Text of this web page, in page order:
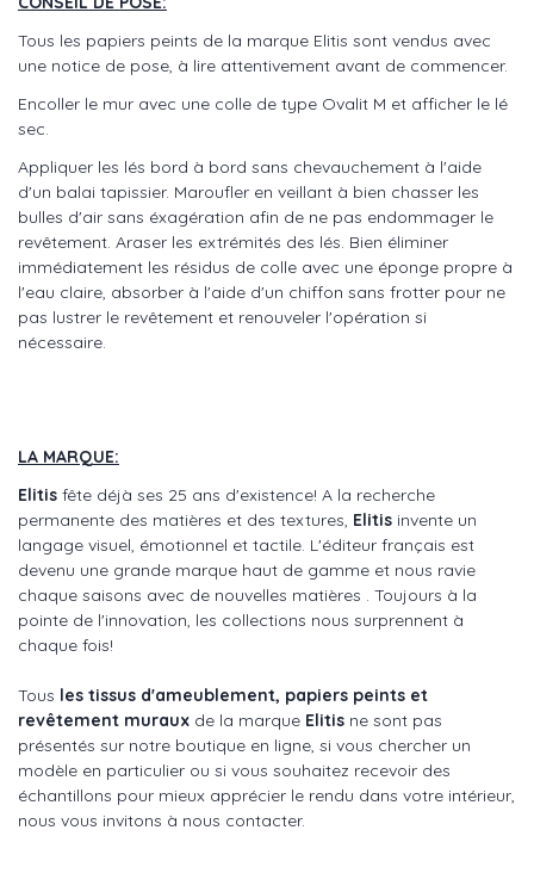
Tous les papiers peints de la marque Elitis sont vendus avec
une notice de pose, à lire attentivement avant de commencer.
Encoller le mur avec une colle de type Ovalit M et afficher le lé
sec.
Appliquer les lés bord à bord sans chevauchement à l'aide
d'un balai tapissier. Maroufler en veillant à bien chasser les
bulles d'air sans éxagération afin de ne pas endommager le
revêtement. Araser les extrémités des lés. Bien éliminer
immédiatement les résidus de colle avec une éponge propre à
l'eau claire, absorber à l'aide d'un chiffon sans frotter pour ne
pas lustrer le revêtement et renouveler l'opération si
nécessaire.
LA MARQUE:
Elitis fête déjà ses 25 ans d'existence! A la recherche
permanente des matières et des textures, Elitis invente un
langage visuel, émotionnel et tactile. L'éditeur français est
devenu une grande marque haut de gamme et nous ravie
chaque saisons avec de nouvelles matières . Toujours à la
pointe de l'innovation, les collections nous surprennent à
chaque fois!
Tous les tissus d'ameublement, papiers peints et
revêtement muraux de la marque Elitis ne sont pas
présentés sur notre boutique en ligne, si vous chercher un
modèle en particulier ou si vous souhaitez recevoir des
échantillons pour mieux apprécier le rendu dans votre intérieur,
nous vous invitons à nous contacter.